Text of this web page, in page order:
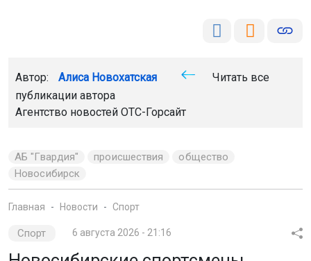
Автор: Алиса Новохатская
Читать все
публикации автора
Агентство новостей ОТС-Горсайт
АБ "Гвардия" происшествия
общество
Новосибирск
Главная Новости Спорт
Спорт 6 августа 2026 - 21:16